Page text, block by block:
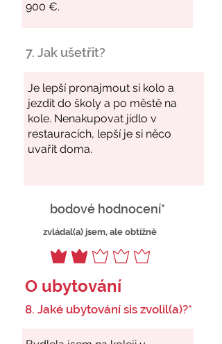
7. Jak ušetřit?
bodové hodnocení*
zvládal(a) jsem, ale obtížně
O ubytování
8. Jaké ubytování sis zvolil(a)?*